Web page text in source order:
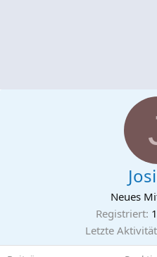
Neues
Registriert
Letzte Aktivität